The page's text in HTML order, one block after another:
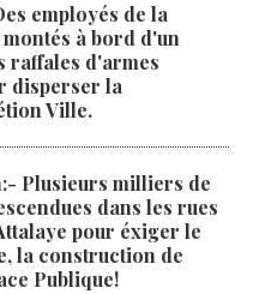
employés de la
à bord d'un
raffales d'armes
disperser la
Ville.
Plusieurs milliers de
dans les rues
pour éxiger le
la construction de
Publique!